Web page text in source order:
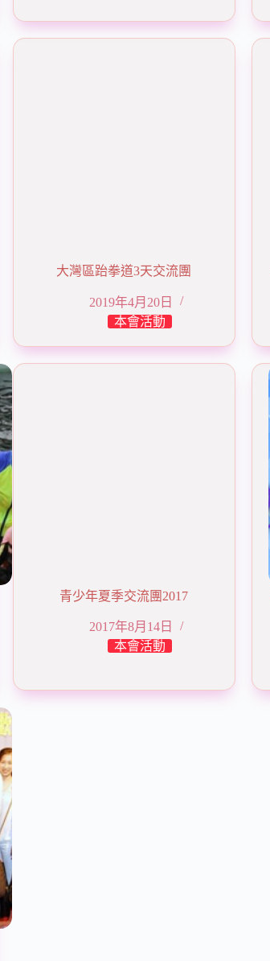
大灣區跆拳道3天交流團
2019年4月20日
本會活動
青少年夏季交流團2017
2017年8月14日
本會活動